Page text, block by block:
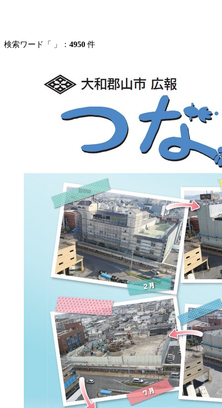
検索ワード「 」： 4950 件